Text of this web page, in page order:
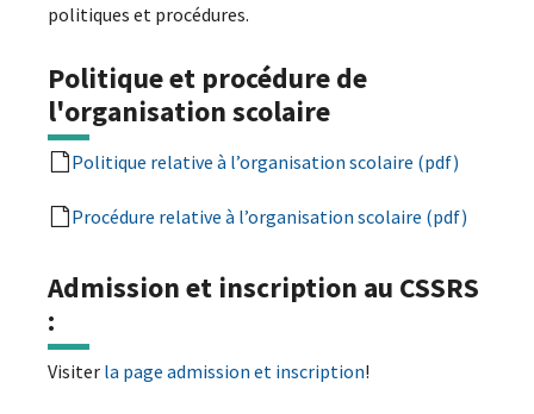
politiques et procédures.
Politique et procédure de
l'organisation scolaire
Politique relative à l’organisation scolaire (pdf)
Procédure relative à l’organisation scolaire (pdf)
Admission et inscription au CSSRS
:
Visiter la page admission et inscription!